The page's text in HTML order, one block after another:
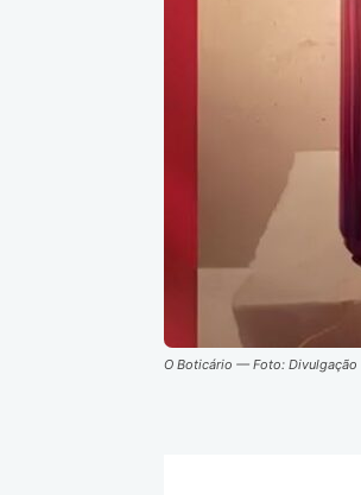
O Boticário — Foto: Divulgação